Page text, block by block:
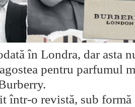
în Londra, dar asta
pentru parfumul
într-o revistă, sub formă